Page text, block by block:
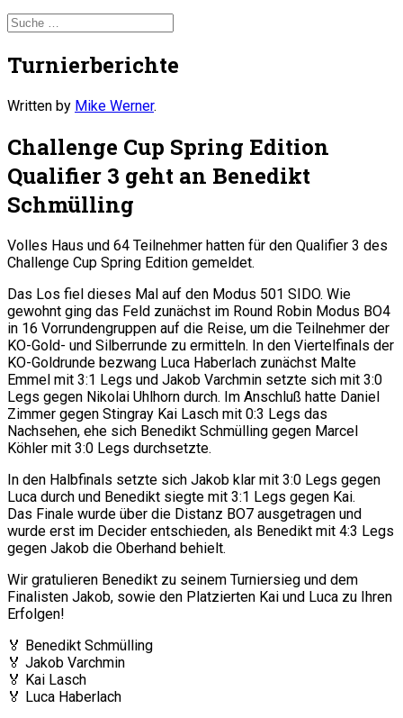
Turnierberichte
Written by Mike Werner.
Challenge Cup Spring Edition
Qualifier 3 geht an Benedikt
Schmülling
Volles Haus und 64 Teilnehmer hatten für den Qualifier 3 des
Challenge Cup Spring Edition gemeldet.
Das Los fiel dieses Mal auf den Modus 501 SIDO. Wie
gewohnt ging das Feld zunächst im Round Robin Modus BO4
in 16 Vorrundengruppen auf die Reise, um die Teilnehmer der
KO-Gold- und Silberrunde zu ermitteln. In den Viertelfinals der
KO-Goldrunde bezwang Luca Haberlach zunächst Malte
Emmel mit 3:1 Legs und Jakob Varchmin setzte sich mit 3:0
Legs gegen Nikolai Uhlhorn durch. Im Anschluß hatte Daniel
Zimmer gegen Stingray Kai Lasch mit 0:3 Legs das
Nachsehen, ehe sich Benedikt Schmülling gegen Marcel
Köhler mit 3:0 Legs durchsetzte.
In den Halbfinals setzte sich Jakob klar mit 3:0 Legs gegen
Luca durch und Benedikt siegte mit 3:1 Legs gegen Kai.
Das Finale wurde über die Distanz BO7 ausgetragen und
wurde erst im Decider entschieden, als Benedikt mit 4:3 Legs
gegen Jakob die Oberhand behielt.
Wir gratulieren Benedikt zu seinem Turniersieg und dem
Finalisten Jakob, sowie den Platzierten Kai und Luca zu Ihren
Erfolgen!
🏅 Benedikt Schmülling
🏅 Jakob Varchmin
🏅 Kai Lasch
🏅 Luca Haberlach